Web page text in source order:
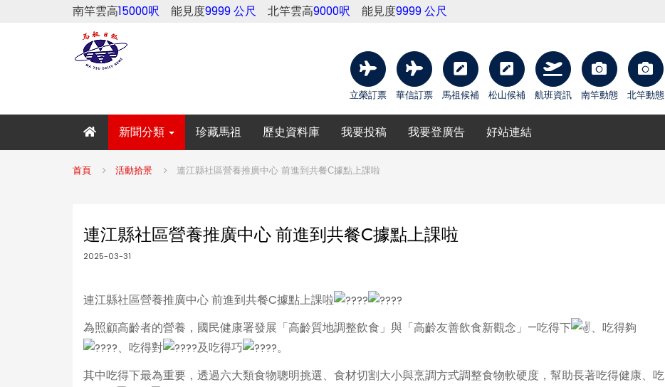
南竿雲高15000呎 能見度9999 公尺 北竿雲高9000呎 能見度9999 公尺
立榮訂票 華信訂票 馬祖候補 松山候補 航班資訊 南竿動態 北竿動態
新聞分類 珍藏馬祖 歷史資料庫 我要投稿 我要登廣告 好站連結
首頁 活動拾景 連江縣社區營養推廣中心 前進到共餐C據點上課啦
連江縣社區營養推廣中心 前進到共餐C據點上課啦
2025-03-31
連江縣社區營養推廣中心 前進到共餐C據點上課啦
為照顧高齡者的營養，國民健康署發展「高齡質地調整飲食」與「高齡友善飲食新觀念」—吃得下
、吃得夠
、吃得對
及吃得巧
。
其中吃得下最為重要，透過六大類食物聰明挑選、食材切割大小與烹調方式調整食物軟硬度，幫助長著吃得健康、吃